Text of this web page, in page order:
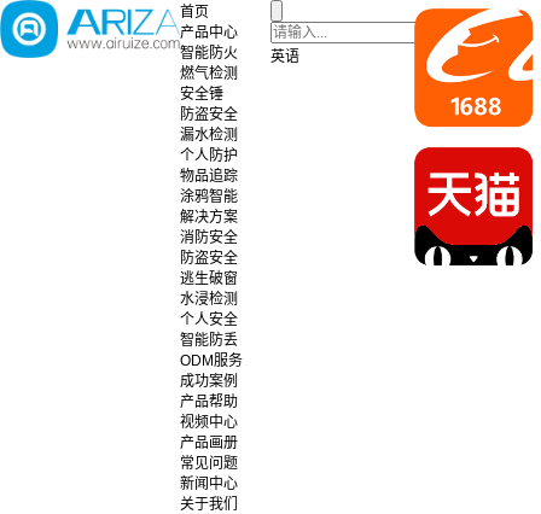
首页
产品中心
智能防火
燃气检测
安全锤
防盗安全
漏水检测
个人防护
物品追踪
涂鸦智能
解决方案
消防安全
防盗安全
逃生破窗
水浸检测
个人安全
智能防丢
ODM服务
成功案例
产品帮助
视频中心
产品画册
常见问题
新闻中心
关于我们
英语